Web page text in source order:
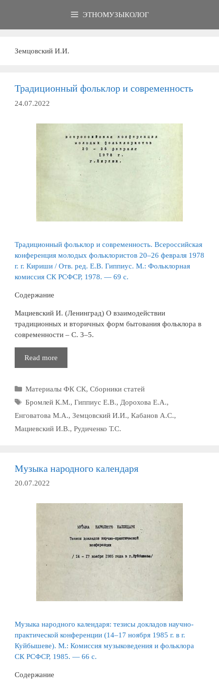
ЭТНОМУЗЫКОЛОГ
Земцовский И.И.
Традиционный фольклор и современность
24.07.2022
Традиционный фольклор и современность. Всероссийская
конференция молодых фольклористов 20–26 февраля 1978
г. г. Кириши / Отв. ред. Е.В. Гиппиус. М.: Фольклорная
комиссия СК РСФСР, 1978. — 69 с.
Содержание
Мациевский И. (Ленинград) О взаимодействии
традиционных и вторичных форм бытования фольклора в
современности – С. 3–5.
Read more
фольклор
современность
Рубрики
Материалы ФК СК, Сборники статей
Метки
Бромлей К.М., Гиппиус Е.В., Дорохова Е.А.,
Енговатова М.А., Земцовский И.И., Кабанов А.С.,
Мациевский И.В., Рудиченко Т.С.
Музыка народного календаря
20.07.2022
Музыка народного календаря: тезисы докладов научно-
практической конференции (14–17 ноября 1985 г. в г.
Куйбышеве). М.: Комиссия музыковедения и фольклора
СК РСФСР, 1985. — 66 c.
Содержание